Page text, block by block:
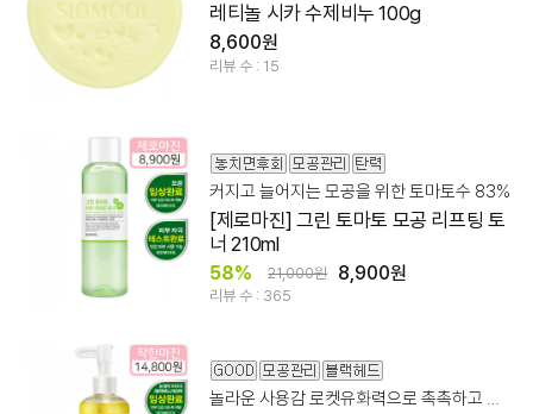
레티놀 시카 수제비누 100g
8,600원
리뷰 수 : 15
커지고 늘어지는 모공을 위한 토마토수 83%
[제로마진] 그린 토마토 모공 리프팅 토
너 210ml
58% 21,000원 8,900원
리뷰 수 : 365
놀라운 사용감 로켓유화력으로 촉촉하고 깔끔한 클렌징!